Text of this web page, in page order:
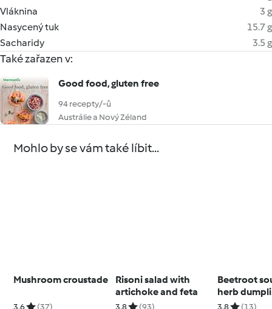
Vláknina
3 g
Nasycený tuk
15.7 g
Sacharidy
3.5 g
Také zařazen v:
Good food, gluten free
94 recepty/-ů
Austrálie a Nový Zéland
Mohlo by se vám také líbit...
Mushroom croustade
3.6 (37)
Risoni salad with
artichoke and feta
3.8 (93)
Beetroot
herb
3.8 (13)